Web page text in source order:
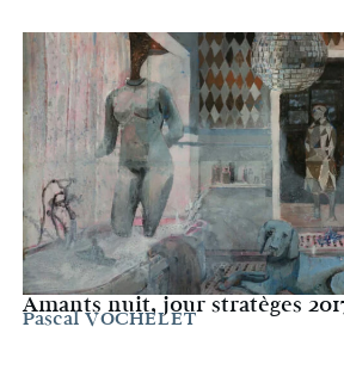
Amants nuit, jour stratèges
Pascal VOCHELET